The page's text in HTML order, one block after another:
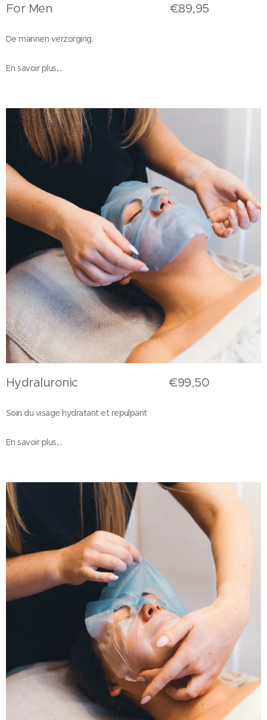
For Men €89,95
De mannen verzorging.
En savoir plus,...
Hydraluronic €99,50
Soin du visage hydratant et repulpant
En savoir plus,...